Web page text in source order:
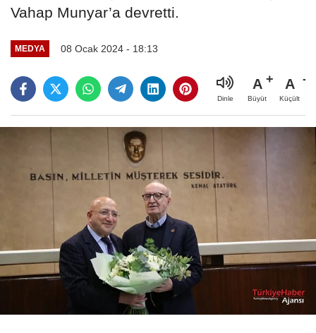
Vahap Munyar’a devretti.
MEDYA 08 Ocak 2024 - 18:13
Dinle
A
Büyüt
A
Küçült